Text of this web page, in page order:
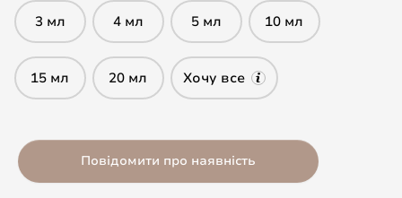
3 мл 4 мл 5 мл 10 мл
15 мл 20 мл Хочу все
Повідомити про наявність